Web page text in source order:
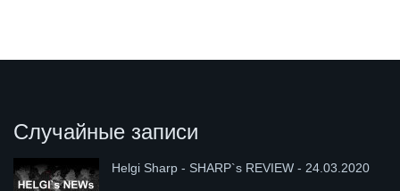
Случайные записи
Helgi Sharp - SHARP`s REVIEW - 24.03.2020